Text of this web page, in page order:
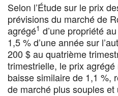
Selon l’Étude sur le prix
prévisions du marché de
agrégé1 d’une propriété
1,5 % d’une année sur
200 $ au quatrième
trimestrielle, le prix
baisse similaire de 1,1 %,
de marché plus souples